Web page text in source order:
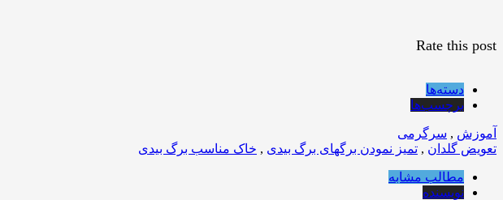
Rate this post
دسته‌ها
برچسب‌ها
آموزش , سرگرمی
تعویض گلدان , تمیز نمودن برگهای برگ بیدی , خاک مناسب برگ بیدی
مطالب مشابه
نویسنده